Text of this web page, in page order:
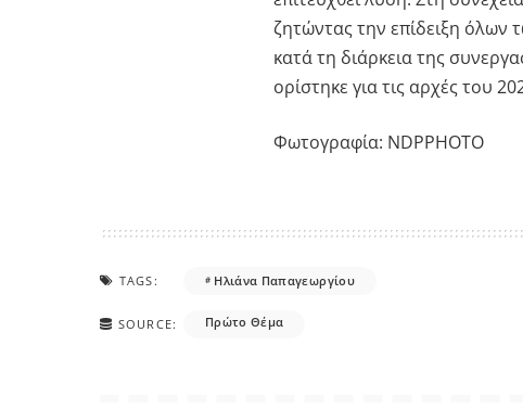
ζητώντας την επίδειξη
κατά τη διάρκεια της
ορίστηκε για τις αρχές του
Φωτογραφία: NDPPHOTO
TAGS: Ηλιάνα Παπαγεωργίου
SOURCE: Πρώτο Θέμα